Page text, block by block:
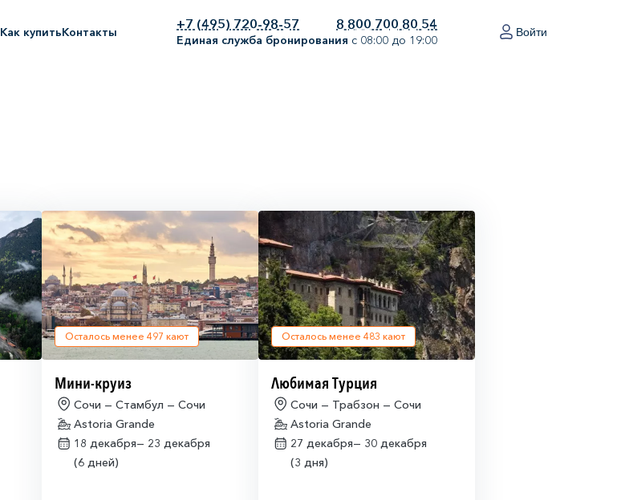
Как купитьКонтакты
+7 (495) 720-98-57 8 800 700 80 54
Единая служба бронирования с 08:00 до 19:00
Войти
Осталось менее 497 кают
Мини-круиз
Сочи — Стамбул — Сочи
Astoria Grande
18 декабря— 23 декабря
(6 дней)
Осталось менее 483 кают
Любимая Турция
Сочи — Трабзон — Сочи
Astoria Grande
27 декабря— 30 декабря
(3 дня)